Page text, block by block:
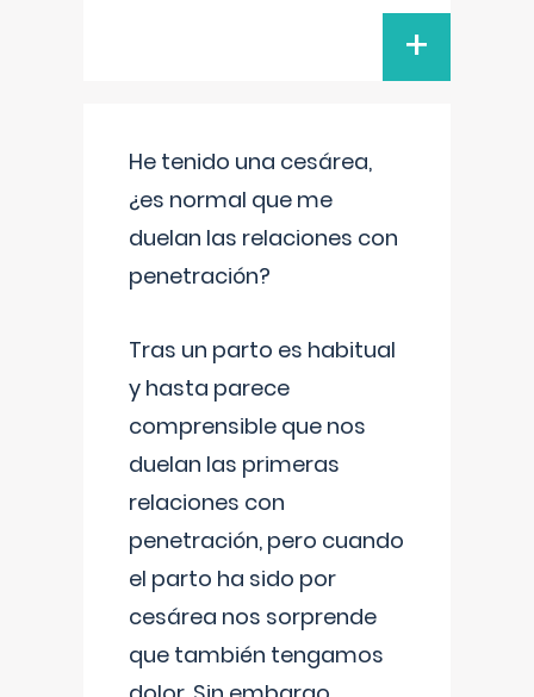
+
He tenido una cesárea,
¿es normal que me
duelan las relaciones con
penetración?
Tras un parto es habitual
y hasta parece
comprensible que nos
duelan las primeras
relaciones con
penetración, pero cuando
el parto ha sido por
cesárea nos sorprende
que también tengamos